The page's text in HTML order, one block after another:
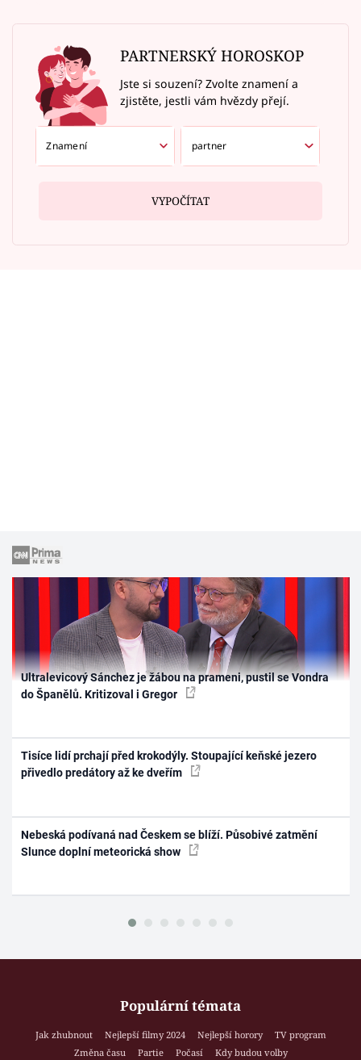
PARTNERSKÝ HOROSKOP
Jste si souzení? Zvolte znamení a
zjistěte, jestli vám hvězdy přejí.
VYPOČÍTAT
Ultralevicový Sánchez je žábou na prameni, pustil se Vondra
do Španělů. Kritizoval i Gregor
Tisíce lidí prchají před krokodýly. Stoupající keňské jezero
přivedlo predátory až ke dveřím
Nebeská podívaná nad Českem se blíží. Působivé zatmění
Slunce doplní meteorická show
Populární témata
Jak zhubnout Nejlepší filmy 2024 Nejlepší horory
TV program
Změna času
Partie Počasí
Kdy budou volby